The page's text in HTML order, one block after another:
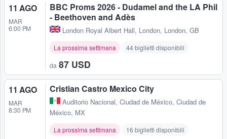
11 AGO
MAR
6:00 PM
BBC Proms 2026 - Dudamel and the LA Phil
- Beethoven and Adès
London Royal Albert Hall, London, London, GB
La prossima settimana 44 biglietti disponibili
da 87 USD
11 AGO
MAR
8:30 PM
Cristian Castro Mexico City
Auditorio Nacional, Ciudad de México, Ciudad de
México, MX
La prossima settimana 16 biglietti disponibili